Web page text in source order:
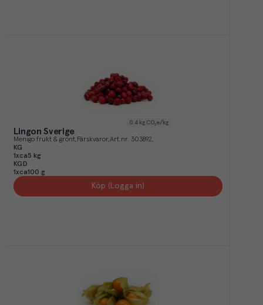
0.4 kg CO₂e/kg
Lingon Sverige
Menigo frukt & grönt Färskvaror Art.nr. 303892
KG
1xca5 kg
KGD
1xca100 g
Köp (Logga in)